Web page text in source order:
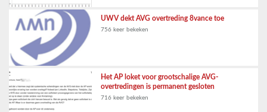
UWV dekt AVG overtreding 8vance toe
756 keer bekeken
Het AP loket voor grootschalige AVG-
overtredingen is permanent gesloten
716 keer bekeken